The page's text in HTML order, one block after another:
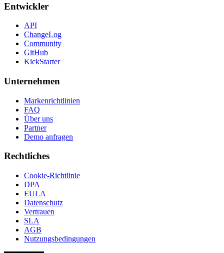
Entwickler
API
ChangeLog
Community
GitHub
KickStarter
Unternehmen
Markenrichtlinien
FAQ
Über uns
Partner
Demo anfragen
Rechtliches
Cookie-Richtlinie
DPA
EULA
Datenschutz
Vertrauen
SLA
AGB
Nutzungsbedingungen